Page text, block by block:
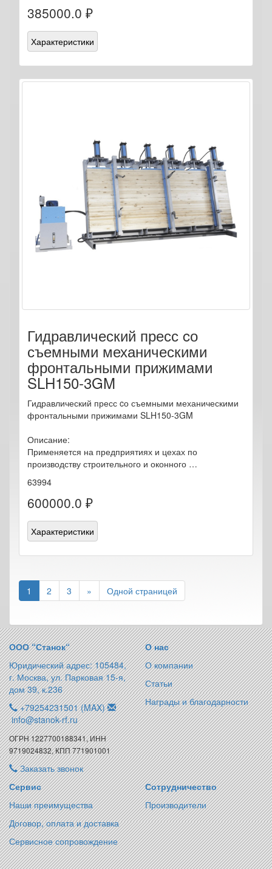
385000.0 ₽
Характеристики
Гидравлический пресс cо
съемными механическими
фронтальными прижимами
SLH150-3GM
Гидравлический пресс cо съемными механическими
фронтальными прижимами SLH150-3GM
Описание:
Применяется на предприятиях и цехах по
производству строительного и оконного …
63994
600000.0 ₽
Характеристики
1 2 3 » Одной страницей
ООО “Станок“
Юридический адрес: 105484,
г. Москва, ул. Парковая 15-я,
дом 39, к.236
+79254231501 (MAX)
info@stanok-rf.ru
ОГРН 1227700188341, ИНН
9719024832, КПП 771901001
Заказать звонок
О нас
О компании
Статьи
Награды и благодарности
Сервис
Наши преимущества
Договор, оплата и доставка
Сервисное сопровождение
Сотрудничество
Производители